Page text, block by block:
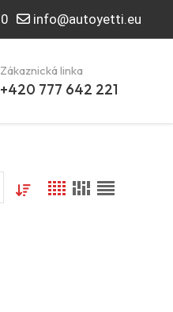
info@autoyetti.eu
Zákaznická linka
+420 777 642 221